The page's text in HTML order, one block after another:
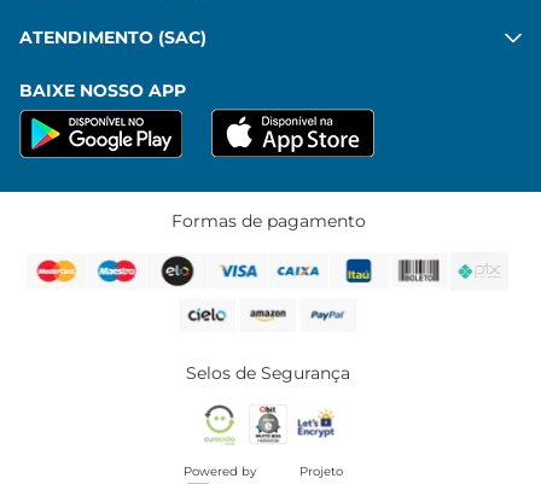
ATENDIMENTO (SAC)
BAIXE NOSSO APP
Formas de pagamento
Selos de Segurança
Powered by Projeto